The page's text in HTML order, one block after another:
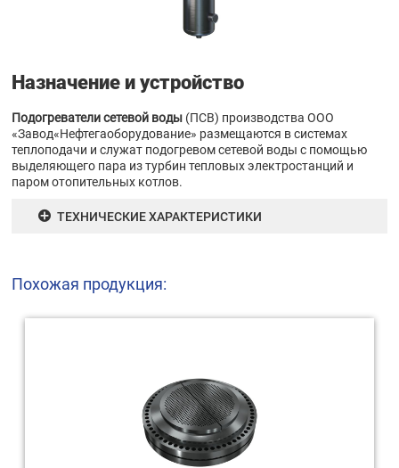
Назначение и устройство
Подогреватели сетевой воды (ПСВ) производства ООО
«Завод«Нефтегаоборудование» размещаются в системах
теплоподачи и служат подогревом сетевой воды с помощью
выделяющего пара из турбин тепловых электростанций и
паром отопительных котлов.
ТЕХНИЧЕСКИЕ ХАРАКТЕРИСТИКИ
Похожая продукция: